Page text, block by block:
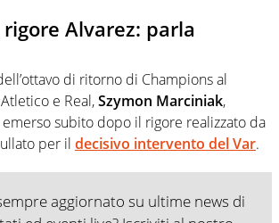
Alvarez: parla
di ritorno di Champions al
e Real,Szymon Marciniak,
subito dopo il rigore realizzato da
per il decisivo intervento del Var.
aggiornato su ultime news di